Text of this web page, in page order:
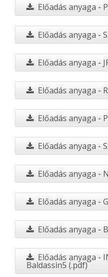
Előadás anyaga -
Előadás anyaga -
Előadás anyaga -
Előadás anyaga -
Előadás anyaga -
Előadás anyaga -
Előadás anyaga -
Előadás anyaga -
Előadás anyaga -
Előadás anyaga -
Baldassin5 (.pdf)